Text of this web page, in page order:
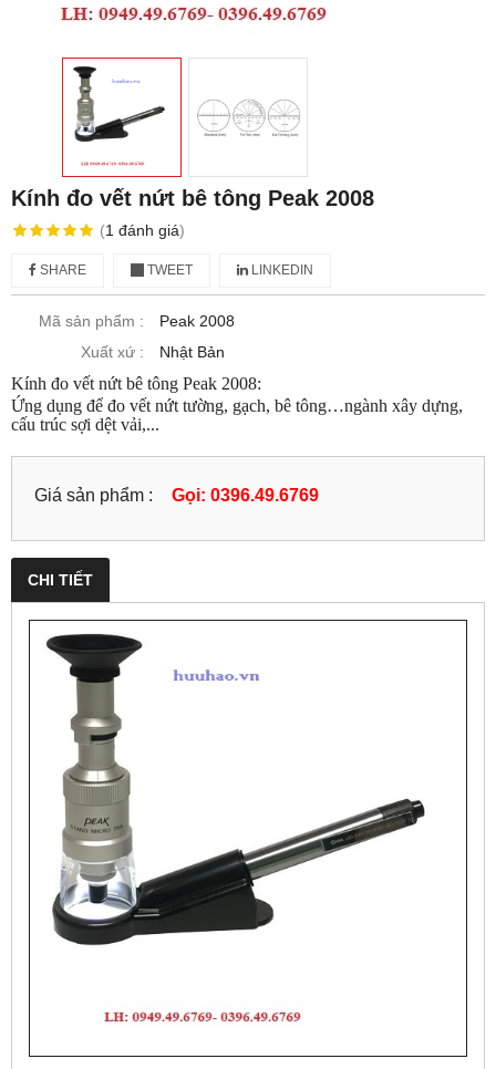
Kính đo vết nứt bê tông Peak 2008
(1 đánh giá)
SHARE TWEET LINKEDIN
Mã sản phẩm :
Peak 2008
Xuất xứ :
Nhật Bản
Kính đo vết nứt bê tông Peak 2008:
Ứng dụng để đo vết nứt tường, gạch, bê tông…ngành xây dựng,
cấu trúc sợi dệt vải,...
Giá sản phẩm : Gọi: 0396.49.6769
CHI TIẾT